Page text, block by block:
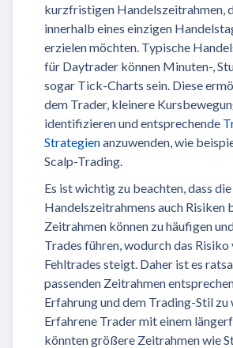
kurzfristigen Handelszeitrahmen,
innerhalb eines einzigen
erzielen möchten. Typische
für Daytrader können Minuten-,
sogar Tick-Charts sein. Diese
dem Trader, kleinere
identifizieren und entsprechende
Strategienanzuwenden, wie
Scalp-Trading.
Es ist wichtig zu beachten, dass
Handelszeitrahmens auch Risiken
Zeitrahmen können zu häufigen
Trades führen, wodurch das Risiko
Fehltrades steigt. Daher ist es
passenden Zeitrahmen
Erfahrung und dem Trading-Stil zu
Erfahrene Trader mit einem
könnten größere Zeitrahmen wie